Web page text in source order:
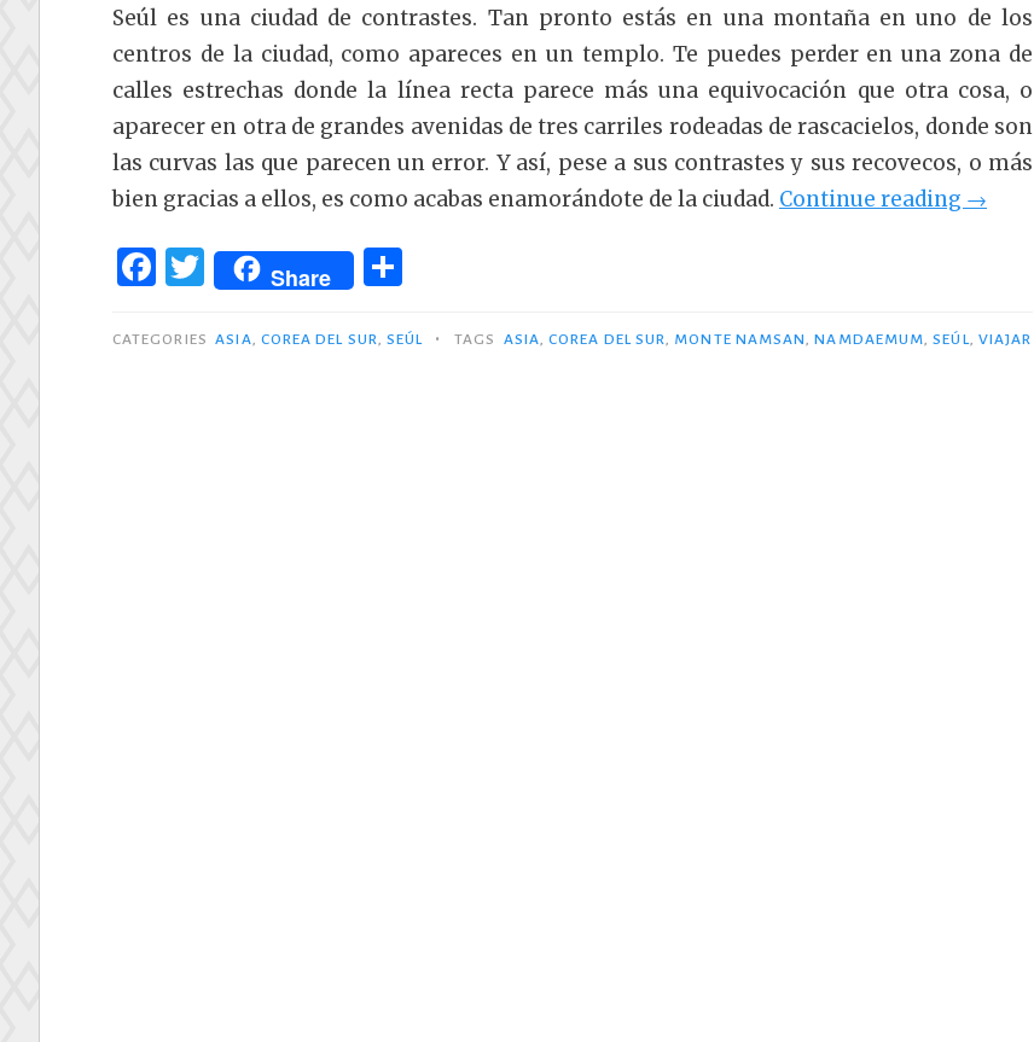
Seúl es una ciudad de contrastes. Tan pronto estás en una montaña en uno de los
centros de la ciudad, como apareces en un templo. Te puedes perder en una zona de
calles estrechas donde la línea recta parece más una equivocación que otra cosa, o
aparecer en otra de grandes avenidas de tres carriles rodeadas de rascacielos, donde son
las curvas las que parecen un error. Y así, pese a sus contrastes y sus recovecos, o más
bien gracias a ellos, es como acabas enamorándote de la ciudad. Continue reading «Qué
en
→
F
c
T
w
it
Share
m
CATEGORIES ASIA, COREA DEL SUR, SEÚL • TAGS ASIA,COREA DEL SUR, MONTE NAMSAN,NAMDAEMUM,SEÚL, VIAJAR